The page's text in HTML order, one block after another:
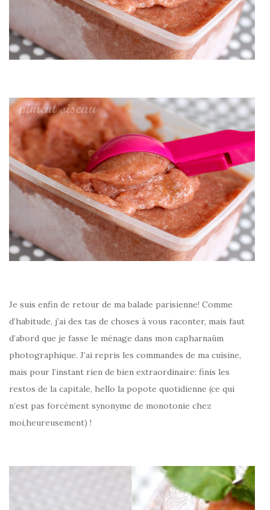
Je suis enfin de retour de ma balade parisienne! Comme
d’habitude, j’ai des tas de choses à vous raconter, mais faut
d’abord que je fasse le ménage dans mon capharnaüm
photographique. J’ai repris les commandes de ma cuisine,
mais pour l’instant rien de bien extraordinaire: finis les
restos de la capitale, hello la popote quotidienne (ce qui
n’est pas forcément synonyme de monotonie chez
moi,heureusement) !